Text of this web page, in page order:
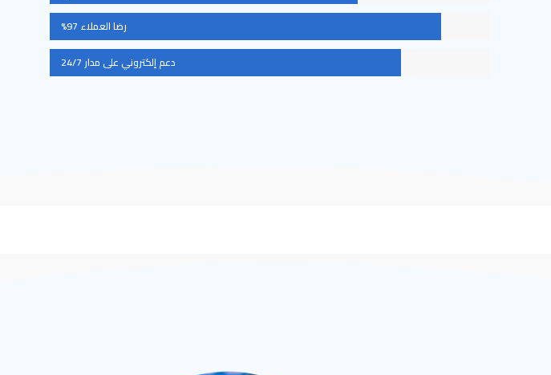
رضا العملاء 97%
دعم إلكتروني على مدار 24/7